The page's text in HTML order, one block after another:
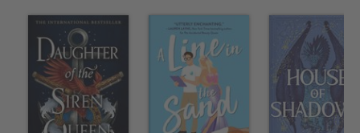
Umwegen und einem privaten Happy End erfüllte
sich mit dem Überraschungserfolg von
Colours of
Love - Entfesselt
ihr Traum. Spätestens mit ihrer
Trilogie Daringham Hall über große Gefühle auf
einem englischen Landgut etablierte sie sich
endgültig in der Riege sicherer